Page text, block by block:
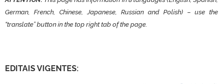
German, French, Chinese, Japanese, Russian and Polish) – use the
“translate” button in the top right tab of the page.
EDITAIS VIGENTES: